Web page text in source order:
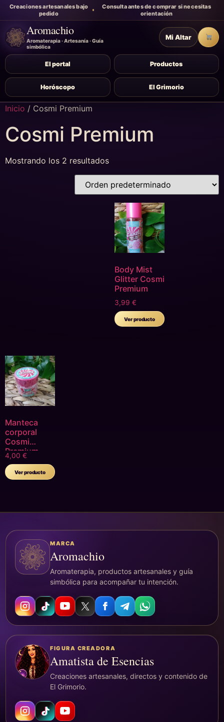
Creaciones artesanales bajo
pedido
Consulta antes de comprar si necesitas
orientación
Aromachio
Aromaterapia · Artesanía · Guía
simbólica
El portal Productos
Horóscopo El Grimorio
Mi Altar
Inicio / Cosmi Premium
Cosmi Premium
Mostrando los 2 resultados
Body Mist
Glitter Cosmi
Premium
3,99 €
Ver producto
Manteca
corporal
Cosmi
Premium
4,00 €
Ver producto
MARCA
Aromachio
Aromaterapia, productos artesanales y guía
simbólica para acompañar tu intención.
FIGURA CREADORA
Amatista de Esencias
Creaciones artesanales, directos y contenido de
El Grimorio.